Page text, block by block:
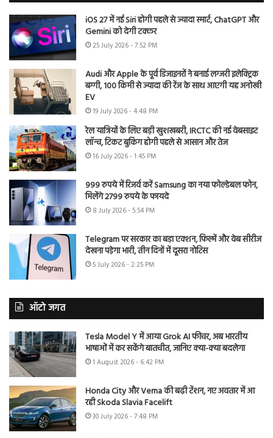
iOS 27 में नई Siri होगी पहले से ज्यादा स्मार्ट, ChatGPT और
Gemini को देगी टक्कर
25 July 2026 - 7:52 PM
Audi और Apple के पूर्व डिजाइनरों ने बनाई लग्जरी इलेक्ट्रिक
बग्गी, 100 किमी से ज्यादा की रेंज के साथ आएगी यह अनोखी
EV
19 July 2026 - 4:48 PM
रेल यात्रियों के लिए बड़ी खुशखबरी, IRCTC की नई वेबसाइट
लॉन्च, टिकट बुकिंग होगी पहले से आसान और तेज
16 July 2026 - 1:45 PM
999 रुपये में रिजर्व करें Samsung का नया फोल्डेबल फोन,
मिलेंगे 2799 रुपये के फायदे
8 July 2026 - 5:54 PM
Telegram पर सरकार का बड़ा एक्शन, फिल्में और वेब सीरीज
देखना पड़ेगा भारी, तीन दिनों में दूसरा नोटिस
5 July 2026 - 2:25 PM
ऑटो जगत
Tesla Model Y में आया Grok AI फीचर, अब भारतीय
भाषाओं में कर सकेंगे बातचीत, जानिए क्या-क्या बदलेगा
1 August 2026 - 6:42 PM
Honda City और Verna की बढ़ी टेंशन, नए अवतार में आ
रही Skoda Slavia Facelift
30 July 2026 - 7:48 PM